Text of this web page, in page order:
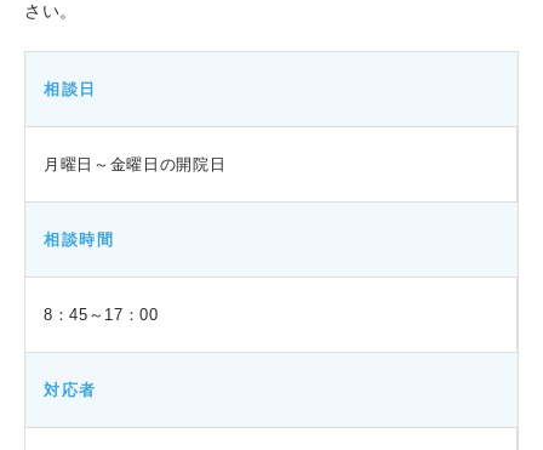
さい。
相談日
月曜日～金曜日の開院日
相談時間
8：45～17：00
対応者